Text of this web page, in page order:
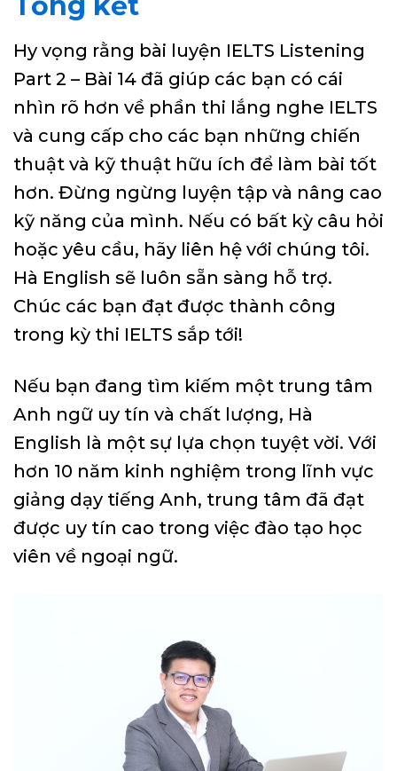
Hy vọng rằng bài luyện IELTS Listening
Part 2 – Bài 14 đã giúp các bạn có cái
nhìn rõ hơn về phần thi lắng nghe IELTS
và cung cấp cho các bạn những chiến
thuật và kỹ thuật hữu ích để làm bài tốt
hơn. Đừng ngừng luyện tập và nâng cao
kỹ năng của mình. Nếu có bất kỳ câu hỏi
hoặc yêu cầu, hãy liên hệ với chúng tôi.
Hà English sẽ luôn sẵn sàng hỗ trợ.
Chúc các bạn đạt được thành công
trong kỳ thi IELTS sắp tới!
Nếu bạn đang tìm kiếm một trung tâm
Anh ngữ uy tín và chất lượng, Hà
English là một sự lựa chọn tuyệt vời. Với
hơn 10 năm kinh nghiệm trong lĩnh vực
giảng dạy tiếng Anh, trung tâm đã đạt
được uy tín cao trong việc đào tạo học
viên về ngoại ngữ.